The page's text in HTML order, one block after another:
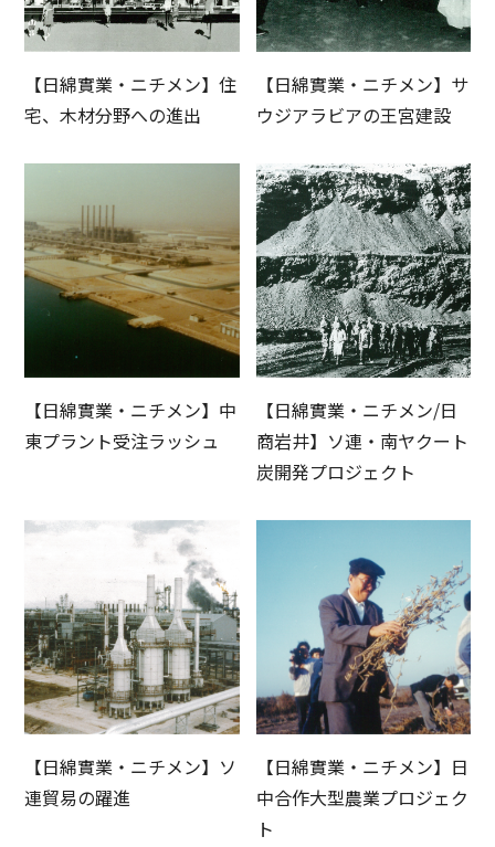
【日綿實業・ニチメン】住
宅、木材分野への進出
【日綿實業・ニチメン】サ
ウジアラビアの王宮建設
【日綿實業・ニチメン】中
東プラント受注ラッシュ
【日綿實業・ニチメン/日
商岩井】ソ連・南ヤクート
炭開発プロジェクト
【日綿實業・ニチメン】ソ
連貿易の躍進
【日綿實業・ニチメン】日
中合作大型農業プロジェク
ト